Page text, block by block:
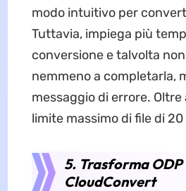
modo intuitivo per
Tuttavia, impiega più
conversione e talvolta
nemmeno a completarla,
messaggio di errore. Oltre
limite massimo di file di 20
5. Trasforma ODP
CloudConvert